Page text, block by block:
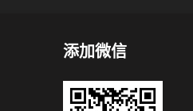
添加微信